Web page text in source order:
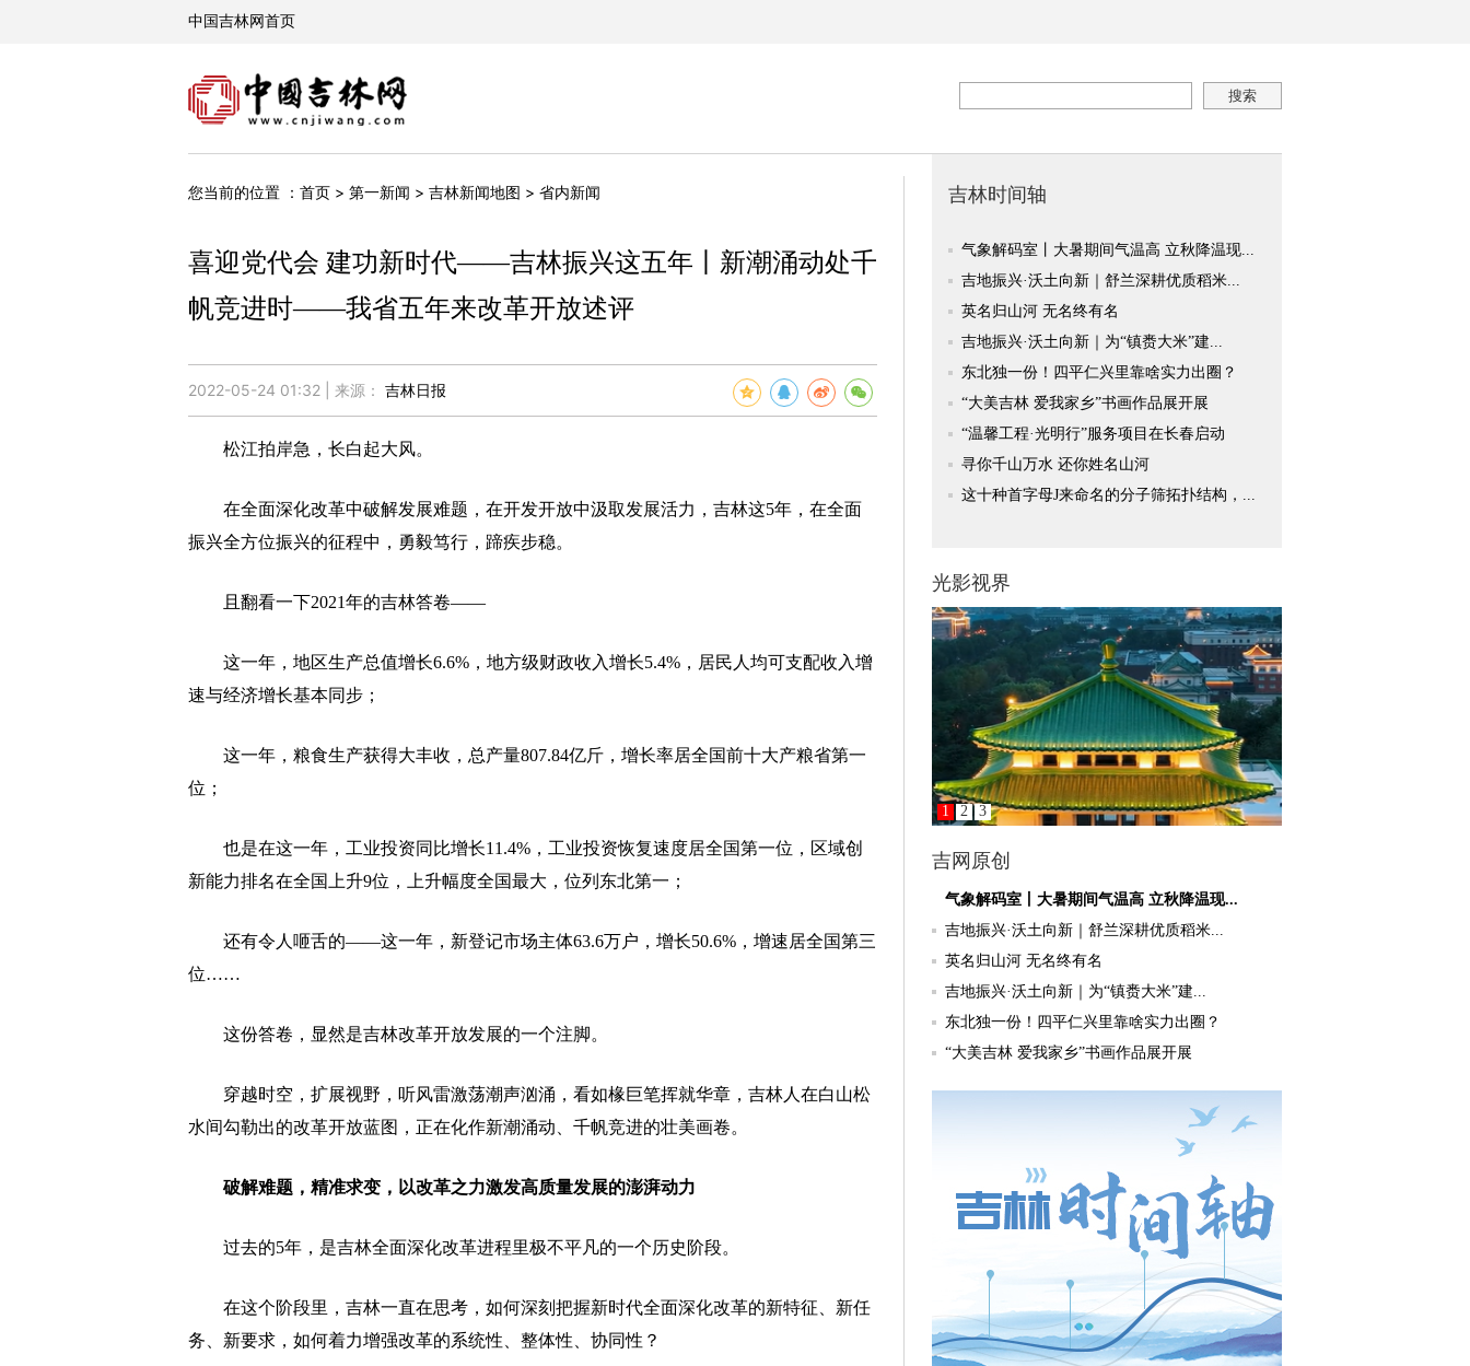
您当前的位置 ： 首页 > 第一新闻 > 吉林新闻地图 > 省内新闻
喜迎党代会 建功新时代——吉林振兴这五年丨新潮涌动处千
帆竞进时——我省五年来改革开放述评
2022-05-24 01:32 | 来源： 吉林日报
松江拍岸急，长白起大风。
在全面深化改革中破解发展难题，在开发开放中汲取发展活力，吉林这5年，在全面
振兴全方位振兴的征程中，勇毅笃行，蹄疾步稳。
且翻看一下2021年的吉林答卷——
这一年，地区生产总值增长6.6%，地方级财政收入增长5.4%，居民人均可支配收入增
速与经济增长基本同步；
这一年，粮食生产获得大丰收，总产量807.84亿斤，增长率居全国前十大产粮省第一
位；
也是在这一年，工业投资同比增长11.4%，工业投资恢复速度居全国第一位，区域创
新能力排名在全国上升9位，上升幅度全国最大，位列东北第一；
还有令人咂舌的——这一年，新登记市场主体63.6万户，增长50.6%，增速居全国第三
位……
这份答卷，显然是吉林改革开放发展的一个注脚。
穿越时空，扩展视野，听风雷激荡潮声汹涌，看如椽巨笔挥就华章，吉林人在白山松
水间勾勒出的改革开放蓝图，正在化作新潮涌动、千帆竞进的壮美画卷。
破解难题，精准求变，以改革之力激发高质量发展的澎湃动力
过去的5年，是吉林全面深化改革进程里极不平凡的一个历史阶段。
在这个阶段里，吉林一直在思考，如何深刻把握新时代全面深化改革的新特征、新任
务、新要求，如何着力增强改革的系统性、整体性、协同性？